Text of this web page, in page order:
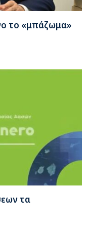
το «μπάζωμα»
τα